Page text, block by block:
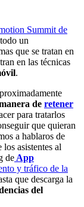
Summit de
un
que se tratan en
en las técnicas
.
de retener
para tratarlos
que quieran
a hablaros de
asistentes al
deApp
y tráfico de la
que descarga la
del